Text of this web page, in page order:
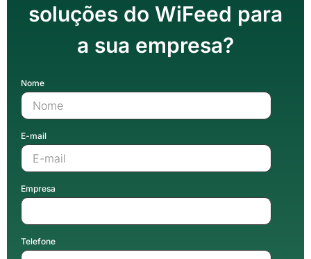
soluções do WiFeed para
a sua empresa?
Nome
E-mail
Empresa
Telefone